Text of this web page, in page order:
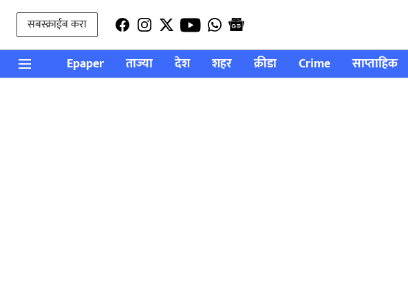
सबस्क्राईब करा
Epaper ताज्या देश शहर क्रीडा Crime साप्ताहिक